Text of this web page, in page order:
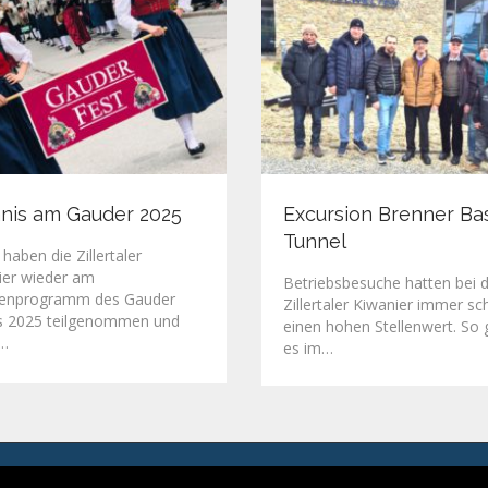
am Gauder 2025
haben die Zillertaler
wieder am
des Gauder
2025 teilgenommen und
Excursion Brenner
Tunnel
Betriebsbesuche hatten bei
Zillertaler Kiwanier immer
einen hohen Stellenwert. So
es im…